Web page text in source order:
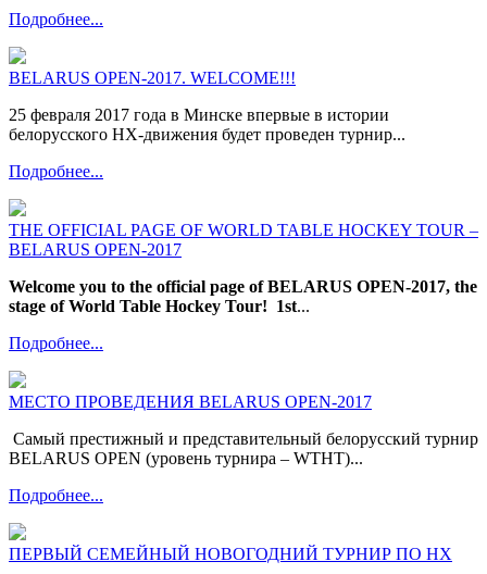
Подробнее...
BELARUS OPEN-2017. WELCOME!!!
25 февраля 2017 года в Минске впервые в истории
белорусского НХ-движения будет проведен турнир...
Подробнее...
THE OFFICIAL PAGE OF WORLD TABLE HOCKEY TOUR –
BELARUS OPEN-2017
Welcome you to the official page of BELARUS OPEN-2017, the
stage of World Table Hockey Tour! 1st...
Подробнее...
МЕСТО ПРОВЕДЕНИЯ BELARUS OPEN-2017
Самый престижный и представительный белорусский турнир
BELARUS OPEN (уровень турнира – WTHT)...
Подробнее...
ПЕРВЫЙ СЕМЕЙНЫЙ НОВОГОДНИЙ ТУРНИР ПО НХ